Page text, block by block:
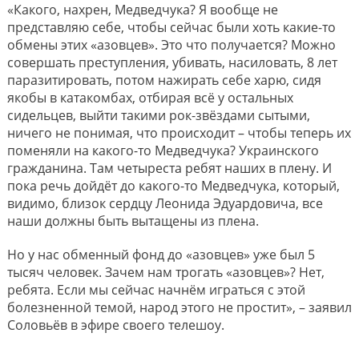
«Какого, нахрен, Медведчука? Я вообще не
представляю себе, чтобы сейчас были хоть какие-то
обмены этих «азовцев». Это что получается? Можно
совершать преступления, убивать, насиловать, 8 лет
паразитировать, потом нажирать себе харю, сидя
якобы в катакомбах, отбирая всё у остальных
сидельцев, выйти такими рок-звёздами сытыми,
ничего не понимая, что происходит – чтобы теперь их
поменяли на какого-то Медведчука? Украинского
гражданина. Там четыреста ребят наших в плену. И
пока речь дойдёт до какого-то Медведчука, который,
видимо, близок сердцу Леонида Эдуардовича, все
наши должны быть вытащены из плена.
Но у нас обменный фонд до «азовцев» уже был 5
тысяч человек. Зачем нам трогать «азовцев»? Нет,
ребята. Если мы сейчас начнём играться с этой
болезненной темой, народ этого не простит», – заявил
Соловьёв в эфире своего телешоу.